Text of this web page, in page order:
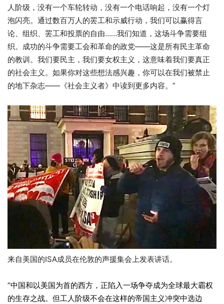
人阶级，没有一个车轮转动，没有一个电话响起，没有一个灯
泡闪亮。通过数百万人的罢工和示威行动，我们可以赢得言
论、组织、罢工和投票的自由……我们知道，这场斗争需要组
织。成功的斗争需要工会和革命的政党——这是所有民主革命
的教训。我们要民主，我们要女权主义，这意味着我们要真正
的社会主义。如果你对这些想法感兴趣，你可以在我们被禁止
的地下杂志——《社会主义者》中读到更多内容。”
来自美国的ISA成员在伦敦的声援集会上发表讲话。
“中国和以美国为首的西方，正陷入一场争夺成为全球最大霸权
的生存之战。但工人阶级不会在这样的帝国主义冲突中选边